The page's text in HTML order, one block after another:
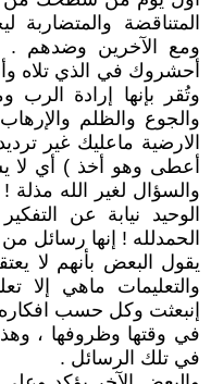
المتناقضة والمتضاربة
ومع الآخرين وضدهم
أحشروك في الذي تلاه
وتُقر بإنها إرادة الرب
والجوع والظلم
الارضية ماعليك غير
أعطى وهو أخذ ) أي لا
والسؤال لغير الله
الوحيد نيابة عن
الحمدلله ! إنها رسائل من
يقول البعض بأنهم لا
والتعليمات ماهي إلا
إنبعثت وكل حسب
في وقتها وظروفها ،
في تلك الرسائل .